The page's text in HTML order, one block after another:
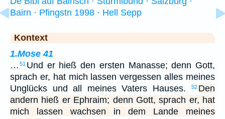
Bairn · Pfingstn 1998 · Hell Sepp
Kontext
1.Mose 41
… 51 Und er hieß den ersten Manasse; denn Gott,
sprach er, hat mich lassen vergessen alles meines
Unglücks und all meines Vaters Hauses.
52 Den
andern hieß er Ephraim; denn Gott, sprach er, hat
mich lassen wachsen in dem Lande meines